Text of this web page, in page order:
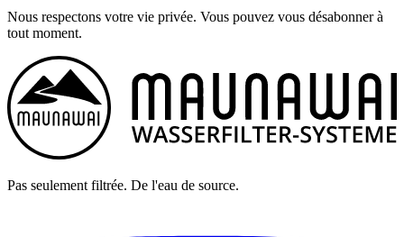
Nous respectons votre vie privée. Vous pouvez vous désabonner à
tout moment.
Pas seulement filtrée. De l'eau de source.